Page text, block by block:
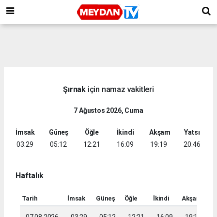
Şırnakiçin namaz vakitleri
7 Ağustos 2026, Cuma
İmsak
03:29
Güneş
05:12
Öğle
12:21
İkindi
16:09
Akşam
19:19
Yatsı
20:46
Haftalık
Tarih İmsak Güneş Öğle İkindi Akşam